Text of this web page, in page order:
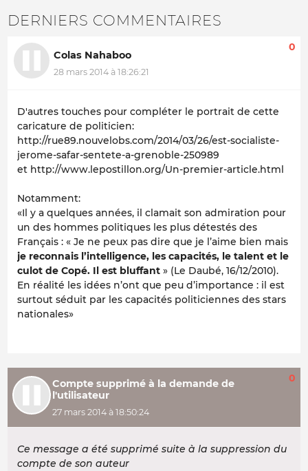
DERNIERS COMMENTAIRES
Colas Nahaboo
28 mars 2014 à 18:26:21
0
D'autres touches pour compléter le portrait de cette
caricature de politicien:
http://rue89.nouvelobs.com/2014/03/26/est-socialiste-
jerome-safar-sentete-a-grenoble-250989
et http://www.lepostillon.org/Un-premier-article.html
Notamment:
«Il y a quelques années, il clamait son admiration pour
un des hommes politiques les plus détestés des
Français : « Je ne peux pas dire que je l’aime bien mais
je reconnais l’intelligence, les capacités, le talent et le
culot de Copé. Il est bluffant » (Le Daubé, 16/12/2010).
En réalité les idées n’ont que peu d’importance : il est
surtout séduit par les capacités politiciennes des stars
nationales»
Compte supprimé à la demande de
l'utilisateur
27 mars 2014 à 18:50:24
0
Ce message a été supprimé suite à la suppression du
compte de son auteur